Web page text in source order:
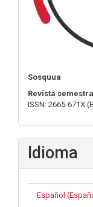
Sosquua
Revista
ISSN: 2665-671X
Idioma
Español